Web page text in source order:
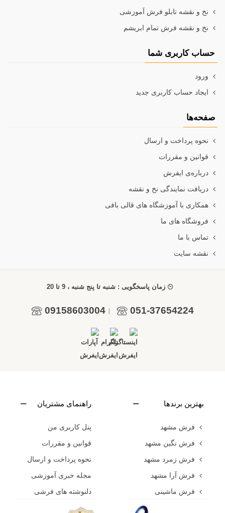
نخ و نقشه تابلو فرش آموزشی
نخ و نقشه فرش تمام ابریشم
حساب کاربری شما
ورود
ایجاد حساب کاربری جدید
صفحه‌ها
نحوه پرداخت و ارسال
قوانین و مقررات
درباره‌ی ایفرش
دریافت نمایندگی نخ و نقشه
همکاری با آموزشگاه های قالی بافی
فروشگاه های ما
تماس با ما
نقشه سایت
زمان پاسخگویی : شنبه تا پنج شنبه ، 9 تا 20
051-37654224
|
09158603004
بهترین برندها
فرش مشهد
فرش نگین مشهد
فرش زمرد مشهد
فرش آرا مشهد
فرش ماشینی
راهنمای مشتریان
پنل کاربری من
قوانین و مقررات
نحوه پرداخت و ارسال
مجله خبری آموزشی
دلنوشته های فرشی